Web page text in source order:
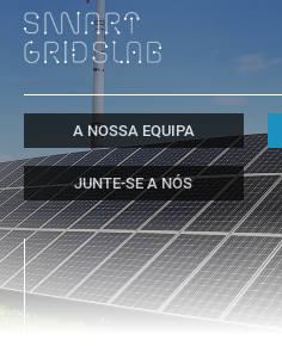
A NOSSA EQUIPA
JUNTE-SE A NÓS